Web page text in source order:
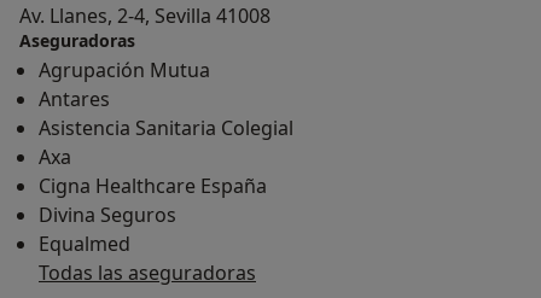
Av. Llanes, 2-4, Sevilla 41008
Aseguradoras
Agrupación Mutua
Antares
Asistencia Sanitaria Colegial
Axa
Cigna Healthcare España
Divina Seguros
Equalmed
Todas las aseguradoras